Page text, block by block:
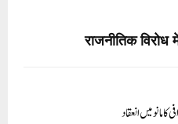
राजनीतिक विरोध
مانو میں انعقاد